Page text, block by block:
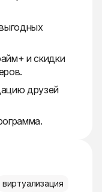
и скидки
друзей
виртуализация